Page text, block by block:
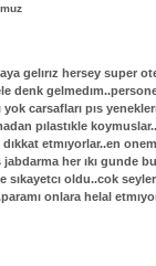
gelırız hersey super
denk
yok carsafları pıs
pılastıkle
etmıyorlar..en
jabdarma her ıkı gunde
sıkayetcı oldu..cok
onlara helal